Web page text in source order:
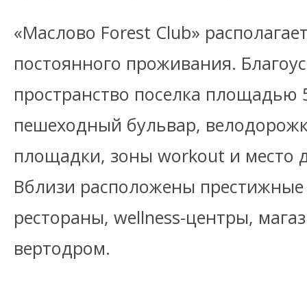
«Маслово Forest Club»
постоянного проживания.
пространство поселка площадью
пешеходный бульвар,
площадки, зоны workout и место
Вблизи расположены
рестораны, wellness-центры,
вертодром.